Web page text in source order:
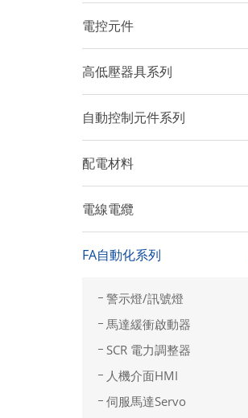
電控元件
高低壓器具系列
自動控制元件系列
配電材料
電線電纜
FA自動化系列
警示燈/訊號燈
馬達緩衝啟動器
SCR 電力調整器
人機介面HMI
伺服馬達Servo